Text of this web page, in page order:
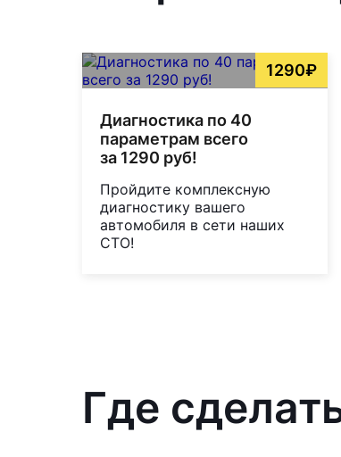
1290₽
Диагностика по 40
параметрам всего
за 1290 руб!
Пройдите комплексную
диагностику вашего
автомобиля в сети наших
СТО!
Где